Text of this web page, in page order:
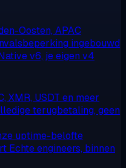
Oosten, APAC
ingebouwd
v6, je eigen v4
XMR, USDT en meer
terugbetaling, geen
uptime-belofte
Echte engineers, binnen